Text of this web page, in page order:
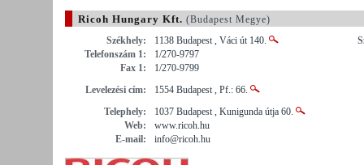
Ricoh Hungary Kft. (Budapest Megye)
Székhely:
1138 Budapest , Váci út 140.
Telefonszám 1:
1/270-9797
Fax 1:
1/270-9799
Levelezési cím:
1554 Budapest , Pf.: 66.
Telephely:
1037 Budapest , Kunigunda útja 60.
Web:
www.ricoh.hu
E-mail:
info@ricoh.hu